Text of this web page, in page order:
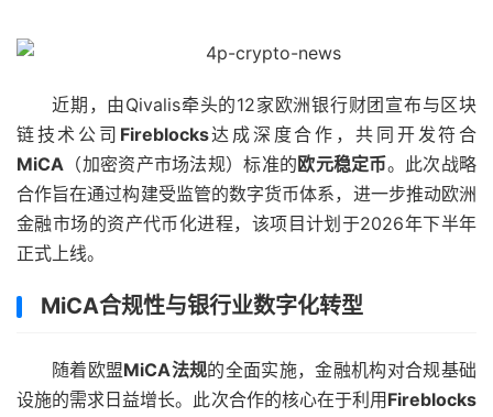
近期，由Qivalis牵头的12家欧洲银行财团宣布与区块
链技术公司 Fireblocks达成深度合作，共同开发符合
MiCA （加密资产市场法规）标准的 欧元稳定币。此次战略
合作旨在通过构建受监管的数字货币体系，进一步推动欧洲
金融市场的资产代币化进程，该项目计划于2026年下半年
正式上线。
MiCA合规性与银行业数字化转型
随着欧盟MiCA法规的全面实施，金融机构对合规基础
设施的需求日益增长。此次合作的核心在于利用 Fireblocks